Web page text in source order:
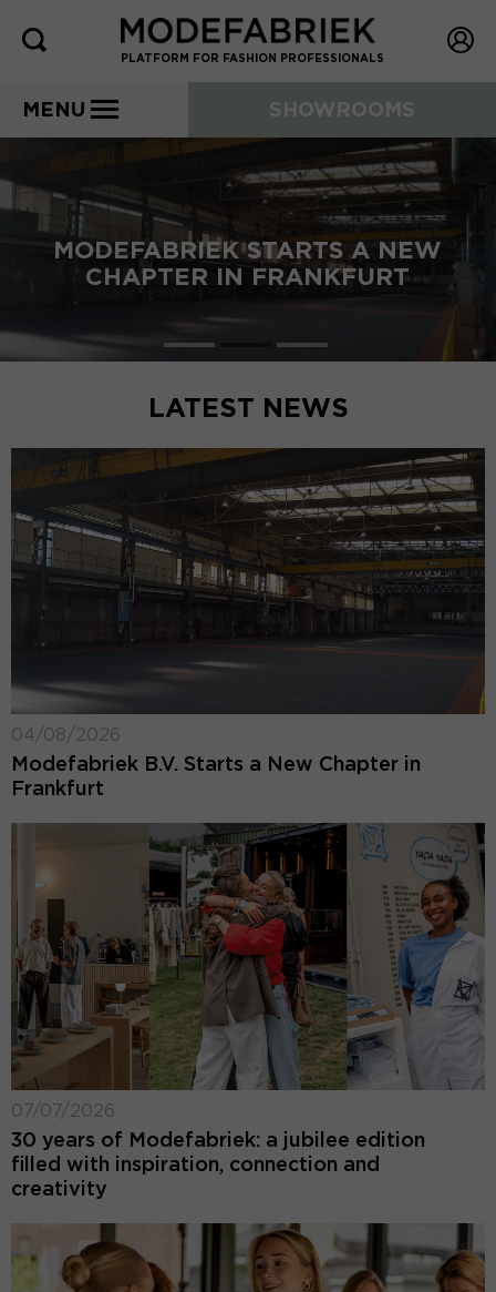
PLATFORM FOR FASHION PROFESSIONALS
MENU SHOWROOMS
MODEFABRIEK STARTS A NEW
CHAPTER IN FRANKFURT
LATEST NEWS
04/08/2026
Modefabriek B.V. Starts a New Chapter in
Frankfurt
07/07/2026
30 years of Modefabriek: a jubilee edition
filled with inspiration, connection and
creativity